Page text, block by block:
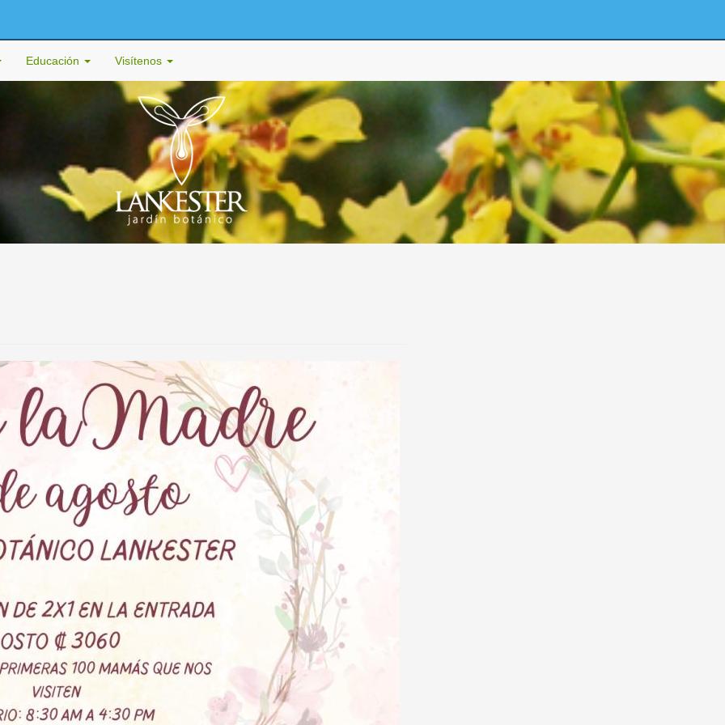
Educación Visítenos